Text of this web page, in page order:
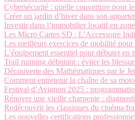
Cybersécurité : quelle couverture pour
Créer un jardin d’hiver dans son
Investir dans l’immobilier locatif en
Les Micro Cartes SD : L’Accessoire
Les meilleurs exercices de mobilité pour
L’équipement essentiel pour débuter en
Trail running débutant : éviter les
Découverte des Mathématiques par le
Comment entretenir la chaîne de sa
Festival d’Avignon 2025 :
Rénover une vieille charpente :
Redécouvrir les classiques du cinéma
Les nouvelles certifications